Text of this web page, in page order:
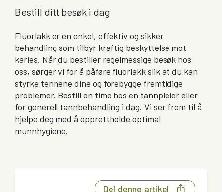
Bestill ditt besøk i dag
Fluorlakk er en enkel, effektiv og sikker
behandling som tilbyr kraftig beskyttelse mot
karies. Når du bestiller regelmessige besøk hos
oss, sørger vi for å påføre fluorlakk slik at du kan
styrke tennene dine og forebygge fremtidige
problemer. Bestill en time hos en tannpleier eller
for generell tannbehandling i dag. Vi ser frem til å
hjelpe deg med å opprettholde optimal
munnhygiene.
Del denne artikel